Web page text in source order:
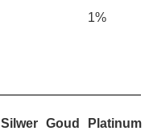
1%
Silwer Goud
Platinum